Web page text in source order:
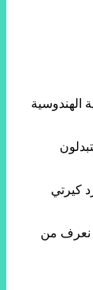
الهندوسية
كيرتي
نعرف من